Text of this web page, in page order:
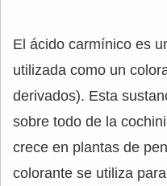
El ácido carmínico es
utilizada como un
derivados). Esta
sobre todo de la
crece en plantas de
colorante se utiliza